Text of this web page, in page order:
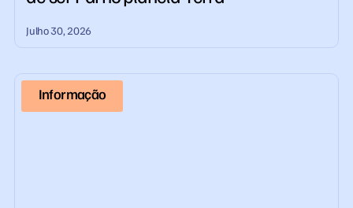
Julho 30, 2026
Informação